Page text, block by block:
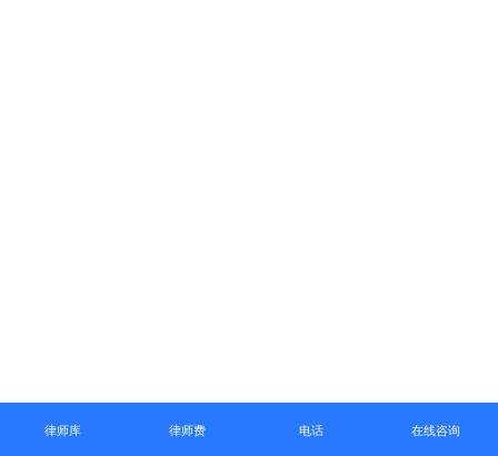
律师库 律师费 电话 在线咨询